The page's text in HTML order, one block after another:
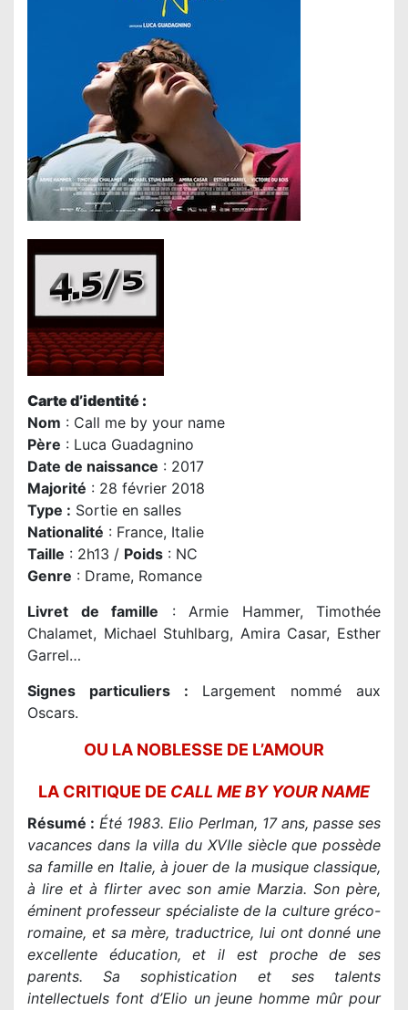
Carte d’identité :
Nom : Call me by your name
Père : Luca Guadagnino
Date de naissance : 2017
Majorité : 28 février 2018
Type : Sortie en salles
Nationalité : France, Italie
Taille : 2h13 / Poids : NC
Genre : Drame, Romance
Livret de famille : Armie Hammer, Timothée
Chalamet, Michael Stuhlbarg, Amira Casar, Esther
Garrel…
Signes particuliers : Largement nommé aux
Oscars.
OU LA NOBLESSE DE L’AMOUR
LA CRITIQUE DE CALL ME BY YOUR NAME
Résumé : Été 1983. Elio Perlman, 17 ans, passe ses
vacances dans la villa du XVIIe siècle que possède
sa famille en Italie, à jouer de la musique classique,
à lire et à flirter avec son amie Marzia. Son père,
éminent professeur spécialiste de la culture gréco-
romaine, et sa mère, traductrice, lui ont donné une
excellente éducation, et il est proche de ses
parents. Sa sophistication et ses talents
intellectuels font d’Elio un jeune homme mûr pour